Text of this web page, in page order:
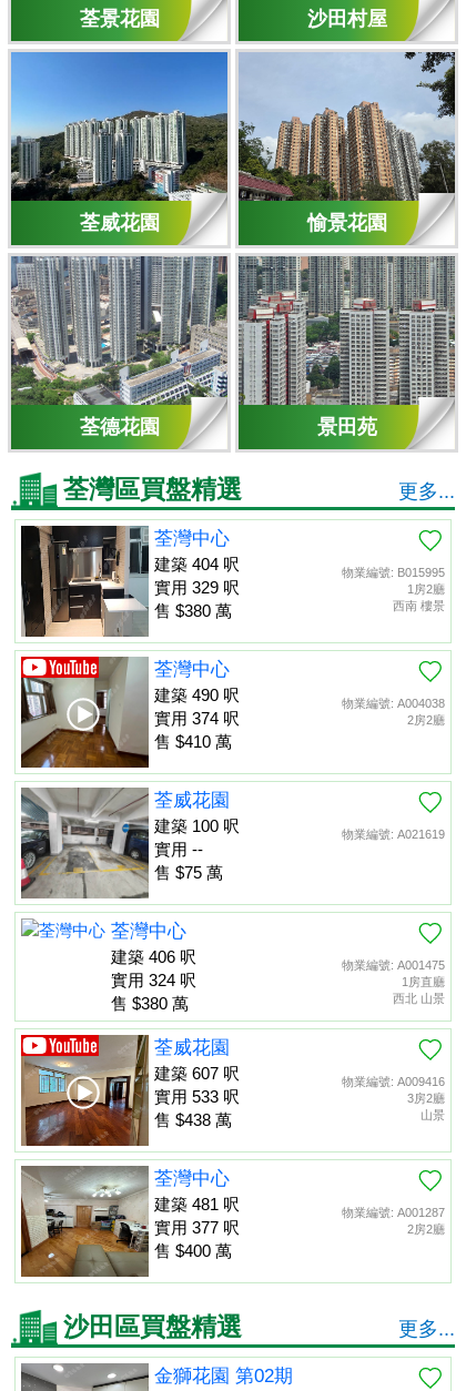
荃景花園
荃威花園
荃德花園
沙田村屋
愉景花園
景田苑
荃灣區買盤精選 更多...
物業編號: B015995
1房2廳
西南 樓景
荃灣中心
建築 404 呎
實用 329 呎
售 $380 萬
物業編號: A004038
2房2廳
荃灣中心
建築 490 呎
實用 374 呎
售 $410 萬
物業編號: A021619
荃威花園
建築 100 呎
實用 --
售 $75 萬
物業編號: A001475
1房直廳
西北 山景
荃灣中心
建築 406 呎
實用 324 呎
售 $380 萬
物業編號: A009416
3房2廳
山景
荃威花園
建築 607 呎
實用 533 呎
售 $438 萬
物業編號: A001287
2房2廳
荃灣中心
建築 481 呎
實用 377 呎
售 $400 萬
沙田區買盤精選 更多...
金獅花園 第02期